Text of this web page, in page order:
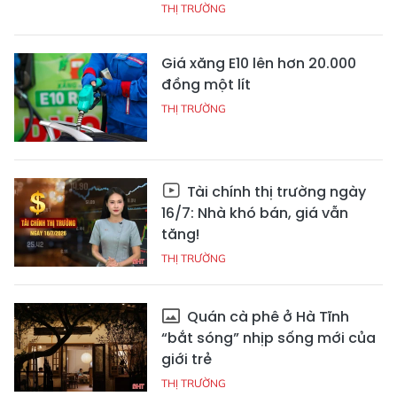
THỊ TRƯỜNG
Giá xăng E10 lên hơn 20.000
đồng một lít
THỊ TRƯỜNG
Tài chính thị trường ngày
16/7: Nhà khó bán, giá vẫn
tăng!
THỊ TRƯỜNG
Quán cà phê ở Hà Tĩnh
“bắt sóng” nhịp sống mới của
giới trẻ
THỊ TRƯỜNG